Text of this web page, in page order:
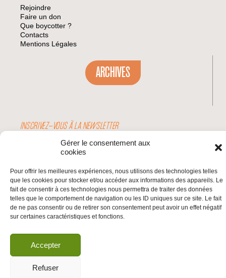
Gérer le consentement aux
cookies
Pour offrir les meilleures expériences, nous utilisons des technologies telles
que les cookies pour stocker et/ou accéder aux informations des appareils. Le
fait de consentir à ces technologies nous permettra de traiter des données
telles que le comportement de navigation ou les ID uniques sur ce site. Le fait
de ne pas consentir ou de retirer son consentement peut avoir un effet négatif
sur certaines caractéristiques et fonctions.
Accepter
Refuser
Rejoindre
Faire un don
Que boycotter ?
Contacts
Mentions Légales
ARCHIVES
INSCRIVEZ-VOUS À LA NEWSLETTER
Valider
© 2026 | BDS France | Boycott Désinvestissement Sanctions, la réponse